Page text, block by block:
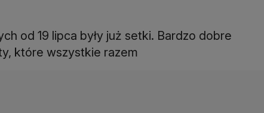
od 19 lipca były już setki. Bardzo dobre
które wszystkie razem